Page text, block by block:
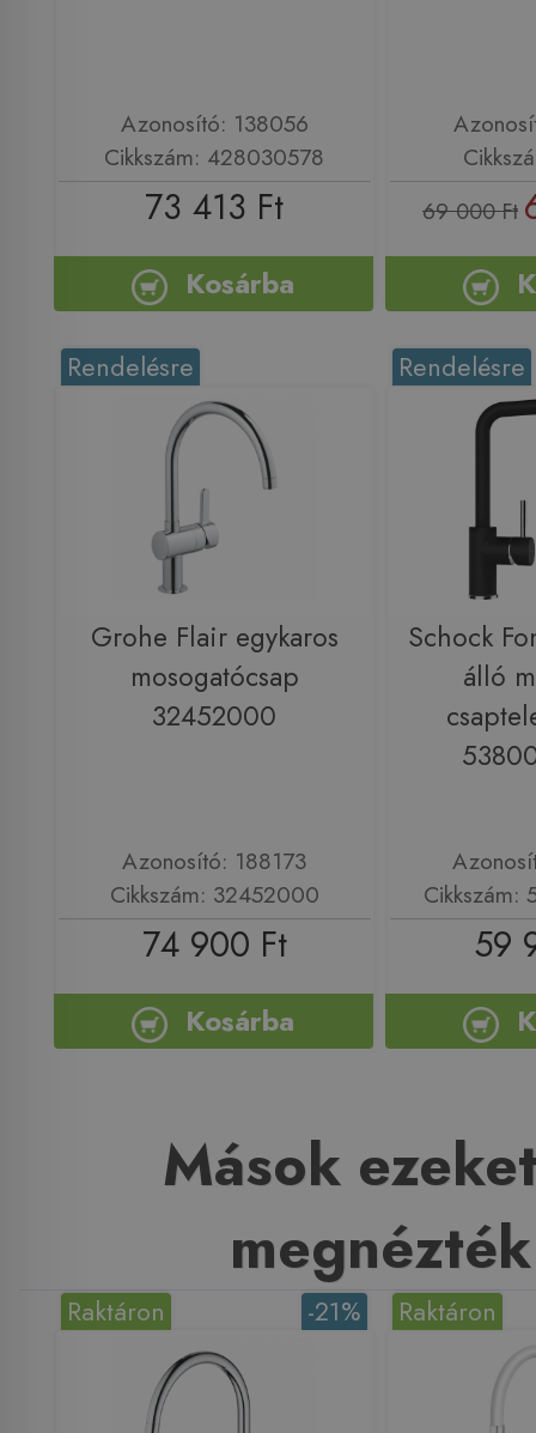
Azonosító: 138056
Cikkszám: 428030578
73 413 Ft
Kosárba
69 000 Ft
Rendelésre
Grohe Flair egykaros
mosogatócsap
32452000
Azonosító: 188173
Cikkszám: 32452000
74 900 Ft
Kosárba
Rendelésre
Schock
álló
Cikkszám:
59
Mások
megnézték
-21%
Raktáron Raktáron